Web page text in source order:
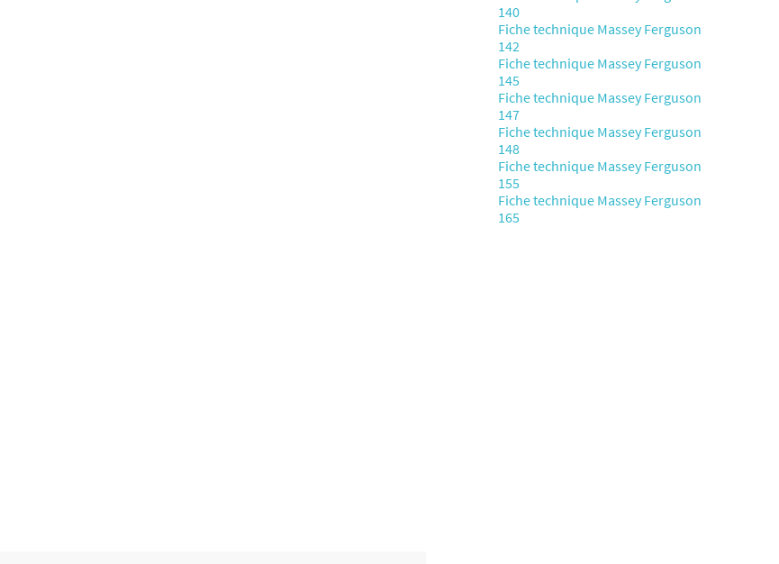
140
Fiche technique Massey Ferguson
142
Fiche technique Massey Ferguson
145
Fiche technique Massey Ferguson
147
Fiche technique Massey Ferguson
148
Fiche technique Massey Ferguson
155
Fiche technique Massey Ferguson
165